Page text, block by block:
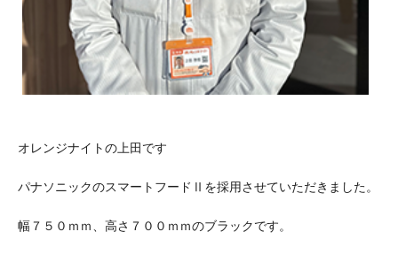
オレンジナイトの上田です
パナソニックのスマートフードⅡを採用させていただきました。
幅７５０ｍｍ、高さ７００ｍｍのブラックです。